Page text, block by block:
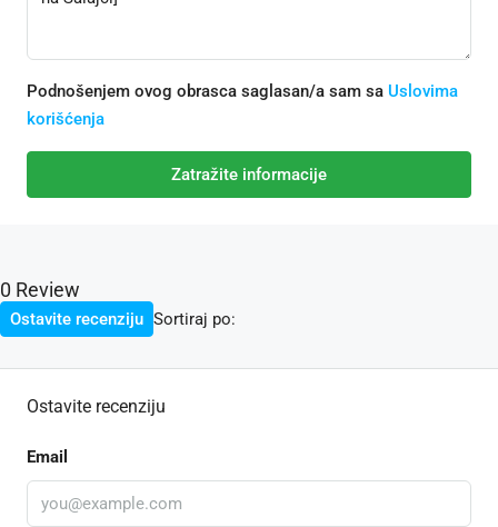
Podnošenjem ovog obrasca saglasan/a sam sa Uslovima
korišćenja
Zatražite informacije
0 Review
Sortiraj po:
Ostavite recenziju
Ostavite recenziju
Email